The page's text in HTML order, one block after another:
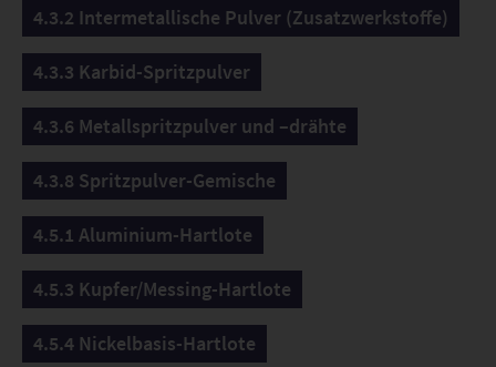
4.3.2 Intermetallische Pulver (Zusatzwerkstoffe)
4.3.3 Karbid-Spritzpulver
4.3.6 Metallspritzpulver und –drähte
4.3.8 Spritzpulver-Gemische
4.5.1 Aluminium-Hartlote
4.5.3 Kupfer/Messing-Hartlote
4.5.4 Nickelbasis-Hartlote